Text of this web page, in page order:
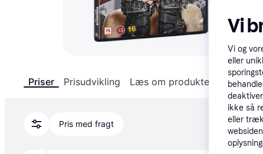
Priser Prisudvikling Læs om produktet
Pris med fragt
Vi
Vi og
eller
ikke så
eller